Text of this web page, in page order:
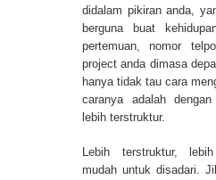
didalam pikiran anda,
berguna buat
pertemuan, nomor
project anda dimasa
hanya tidak tau cara
caranya adalah
lebih terstruktur.
Lebih terstruktur,
mudah untuk disadari.